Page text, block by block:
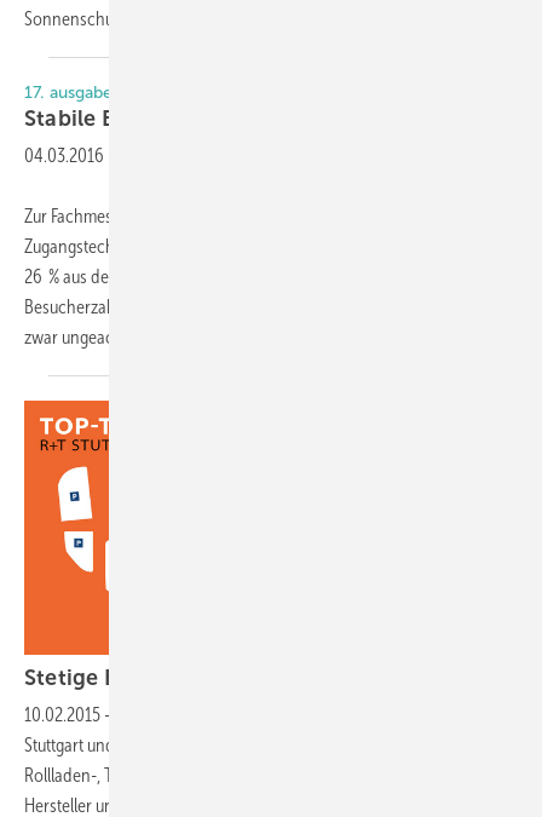
Sonnenschutztechnik
17. ausgabe der Polyclose
Stabile Entwicklung
04.03.2016
Zur Fachmesse für Fenster-, Tür-, Sonnenschutz-, Fassaden- und
Zugangstechnik Flanders Expo in Gent kamen 14 258 Besucher, davon
26 % aus den Niederlanden (2014: 14 661 und 24 %). In diesen
Besucherzahlen sieht der Veranstalter eine stabile Entwicklung, und
zwar ungeachtet der
Stetige Entwicklungen in
10.02.2015 -
Stuttgart und damit auch den Reigen für das Who's Who der
Rollladen-, Tor- und Sonnenschutzbranche. Voll ausverkauft, mehr
Hersteller und noch mehr Internationalität vermeldet die Messe – die